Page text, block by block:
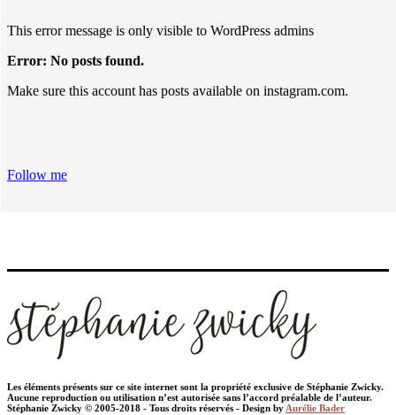
This error message is only visible to WordPress admins
Error: No posts found.
Make sure this account has posts available on instagram.com.
Follow me
Les éléments présents sur ce site internet sont la propriété exclusive de Stéphanie Zwicky.
Aucune reproduction ou utilisation n’est autorisée sans l’accord préalable de l’auteur.
Stéphanie Zwicky © 2005-2018 - Tous droits réservés - Design by Aurélie Bader